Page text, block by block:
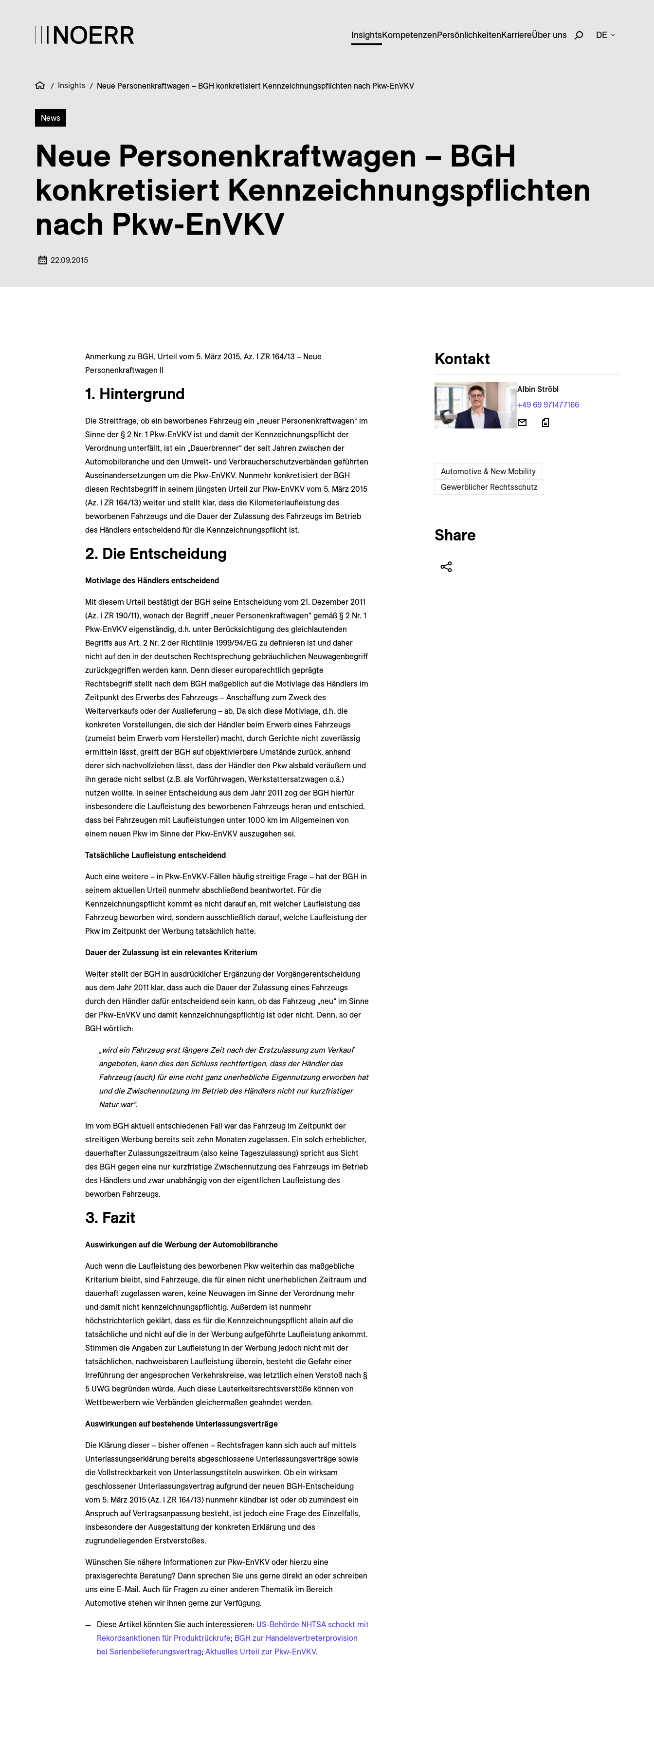
InsightsKompetenzenPersönlichkeitenKarriereÜber uns DE
/ Insights / Neue Personenkraftwagen – BGH konkretisiert Kennzeichnungspflichten nach Pkw-EnVKV
News
Neue Personen­kraft­wagen – BGH
konkretisiert Kenn­zeichnungs­pflichten
nach Pkw-EnVKV
22.09.2015
Anmerkung zu BGH, Urteil vom 5. März 2015, Az. I ZR 164/13 – Neue
Personenkraftwagen II
1. Hintergrund
Die Streitfrage, ob ein beworbenes Fahrzeug ein „neuer Personenkraftwagen“ im
Sinne der § 2 Nr. 1 Pkw-EnVKV ist und damit der Kennzeichnungspflicht der
Verordnung unterfällt, ist ein „Dauerbrenner“ der seit Jahren zwischen der
Automobilbranche und den Umwelt- und Verbraucherschutzverbänden geführten
Auseinandersetzungen um die Pkw-EnVKV. Nunmehr konkretisiert der BGH
diesen Rechtsbegriff in seinem jüngsten Urteil zur Pkw-EnVKV vom 5. März 2015
(Az. I ZR 164/13) weiter und stellt klar, dass die Kilometerlaufleistung des
beworbenen Fahrzeugs und die Dauer der Zulassung des Fahrzeugs im Betrieb
des Händlers entscheidend für die Kennzeichnungspflicht ist.
2. Die Entscheidung
Motivlage des Händlers entscheidend
Mit diesem Urteil bestätigt der BGH seine Entscheidung vom 21. Dezember 2011
(Az. I ZR 190/11), wonach der Begriff „neuer Personenkraftwagen“ gemäß § 2 Nr. 1
Pkw-EnVKV eigenständig, d.h. unter Berücksichtigung des gleichlautenden
Begriffs aus Art. 2 Nr. 2 der Richtlinie 1999/94/EG zu definieren ist und daher
nicht auf den in der deutschen Rechtsprechung gebräuchlichen Neuwagenbegriff
zurückgegriffen werden kann. Denn dieser europarechtlich geprägte
Rechtsbegriff stellt nach dem BGH maßgeblich auf die Motivlage des Händlers im
Zeitpunkt des Erwerbs des Fahrzeugs – Anschaffung zum Zweck des
Weiterverkaufs oder der Auslieferung – ab. Da sich diese Motivlage, d.h. die
konkreten Vorstellungen, die sich der Händler beim Erwerb eines Fahrzeugs
(zumeist beim Erwerb vom Hersteller) macht, durch Gerichte nicht zuverlässig
ermitteln lässt, greift der BGH auf objektivierbare Umstände zurück, anhand
derer sich nachvollziehen lässt, dass der Händler den Pkw alsbald veräußern und
ihn gerade nicht selbst (z.B. als Vorführwagen, Werkstattersatzwagen o.ä.)
nutzen wollte. In seiner Entscheidung aus dem Jahr 2011 zog der BGH hierfür
insbesondere die Laufleistung des beworbenen Fahrzeugs heran und entschied,
dass bei Fahrzeugen mit Laufleistungen unter 1000 km im Allgemeinen von
einem neuen Pkw im Sinne der Pkw-EnVKV auszugehen sei.
Tatsächliche Laufleistung entscheidend
Auch eine weitere – in Pkw-EnVKV-Fällen häufig streitige Frage – hat der BGH in
seinem aktuellen Urteil nunmehr abschließend beantwortet. Für die
Kennzeichnungspflicht kommt es nicht darauf an, mit welcher Laufleistung das
Fahrzeug beworben wird, sondern ausschließlich darauf, welche Laufleistung der
Pkw im Zeitpunkt der Werbung tatsächlich hatte.
Dauer der Zulassung ist ein relevantes Kriterium
Weiter stellt der BGH in ausdrücklicher Ergänzung der Vorgängerentscheidung
aus dem Jahr 2011 klar, dass auch die Dauer der Zulassung eines Fahrzeugs
durch den Händler dafür entscheidend sein kann, ob das Fahrzeug „neu“ im Sinne
der Pkw-EnVKV und damit kennzeichnungspflichtig ist oder nicht. Denn, so der
BGH wörtlich:
„wird ein Fahrzeug erst längere Zeit nach der Erstzulassung zum Verkauf
angeboten, kann dies den Schluss rechtfertigen, dass der Händler das
Fahrzeug (auch) für eine nicht ganz unerhebliche Eigennutzung erworben hat
und die Zwischennutzung im Betrieb des Händlers nicht nur kurzfristiger
Natur war“.
Im vom BGH aktuell entschiedenen Fall war das Fahrzeug im Zeitpunkt der
streitigen Werbung bereits seit zehn Monaten zugelassen. Ein solch erheblicher,
dauerhafter Zulassungszeitraum (also keine Tageszulassung) spricht aus Sicht
des BGH gegen eine nur kurzfristige Zwischennutzung des Fahrzeugs im Betrieb
des Händlers und zwar unabhängig von der eigentlichen Laufleistung des
beworben Fahrzeugs.
3. Fazit
Auswirkungen auf die Werbung der Automobilbranche
Auch wenn die Laufleistung des beworbenen Pkw weiterhin das maßgebliche
Kriterium bleibt, sind Fahrzeuge, die für einen nicht unerheblichen Zeitraum und
dauerhaft zugelassen waren, keine Neuwagen im Sinne der Verordnung mehr
und damit nicht kennzeichnungspflichtig. Außerdem ist nunmehr
höchstrichterlich geklärt, dass es für die Kennzeichnungspflicht allein auf die
tatsächliche und nicht auf die in der Werbung aufgeführte Laufleistung ankommt.
Stimmen die Angaben zur Laufleistung in der Werbung jedoch nicht mit der
tatsächlichen, nachweisbaren Laufleistung überein, besteht die Gefahr einer
Irreführung der angesprochen Verkehrskreise, was letztlich einen Verstoß nach §
5 UWG begründen würde. Auch diese Lauterkeitsrechtsverstöße können von
Wettbewerbern wie Verbänden gleichermaßen geahndet werden.
Auswirkungen auf bestehende Unterlassungsverträge
Die Klärung dieser – bisher offenen – Rechtsfragen kann sich auch auf mittels
Unterlassungserklärung bereits abgeschlossene Unterlassungsverträge sowie
die Vollstreckbarkeit von Unterlassungstiteln auswirken. Ob ein wirksam
geschlossener Unterlassungsvertrag aufgrund der neuen BGH-Entscheidung
vom 5. März 2015 (Az. I ZR 164/13) nunmehr kündbar ist oder ob zumindest ein
Anspruch auf Vertragsanpassung besteht, ist jedoch eine Frage des Einzelfalls,
insbesondere der Ausgestaltung der konkreten Erklärung und des
zugrundeliegenden Erstverstoßes.
Wünschen Sie nähere Informationen zur Pkw-EnVKV oder hierzu eine
praxisgerechte Beratung? Dann sprechen Sie uns gerne direkt an oder schreiben
uns eine E-Mail. Auch für Fragen zu einer anderen Thematik im Bereich
Automotive stehen wir Ihnen gerne zur Verfügung.
Diese Artikel könnten Sie auch interessieren: US-Behörde NHTSA schockt mit
Rekordsanktionen für Produktrückrufe; BGH zur Handelsvertreterprovision
bei Serienbelieferungsvertrag; Aktuelles Urteil zur Pkw-EnVKV.
Kontakt
Albin Ströbl
+49 69 971477166
Automotive & New Mobility
Gewerblicher Rechtsschutz
Share